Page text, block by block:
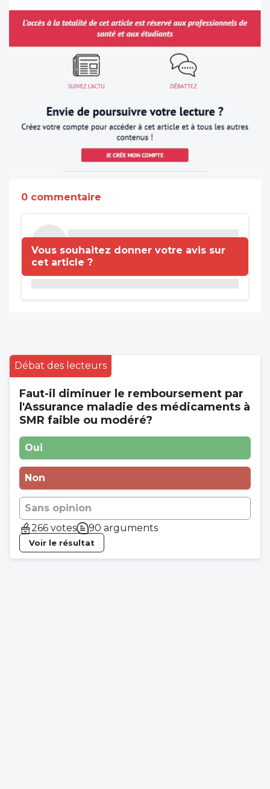
0 commentaire
Vous souhaitez donner votre avis sur
cet article ?
Débat des lecteurs
Faut-il diminuer le remboursement par
l'Assurance maladie des médicaments à
SMR faible ou modéré?
Oui
Non
Sans opinion
266 votes
90 arguments
Voir le résultat